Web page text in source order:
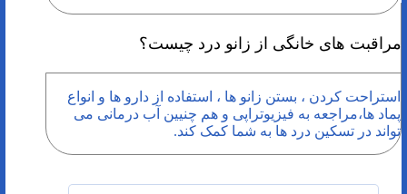
مراقبت های خانگی از زانو درد چیست؟
استراحت کردن ، بستن زانو ها ، استفاده از دارو ها و انواع
پماد ها،مراجعه به فیزیوتراپی و هم چنیین آب درمانی می
تواند در تسکین درد ها به شما کمک کند.